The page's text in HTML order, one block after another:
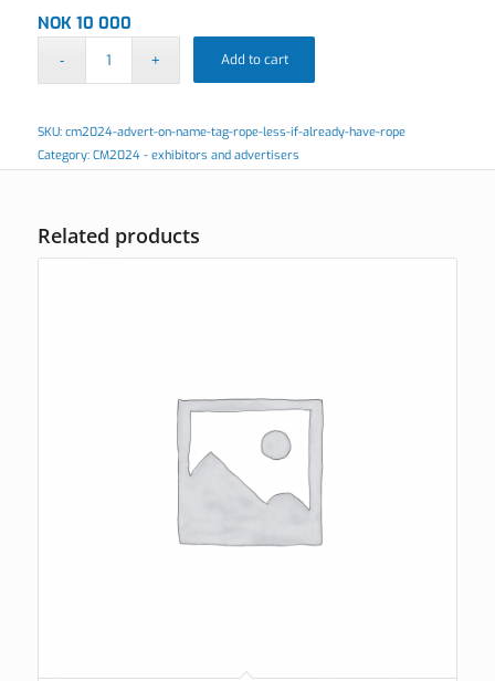
NOK10 000
Add to cart
SKU: cm2024-advert-on-name-tag-rope-less-if-already-have-rope
Category: CM2024 - exhibitors and advertisers
Related products